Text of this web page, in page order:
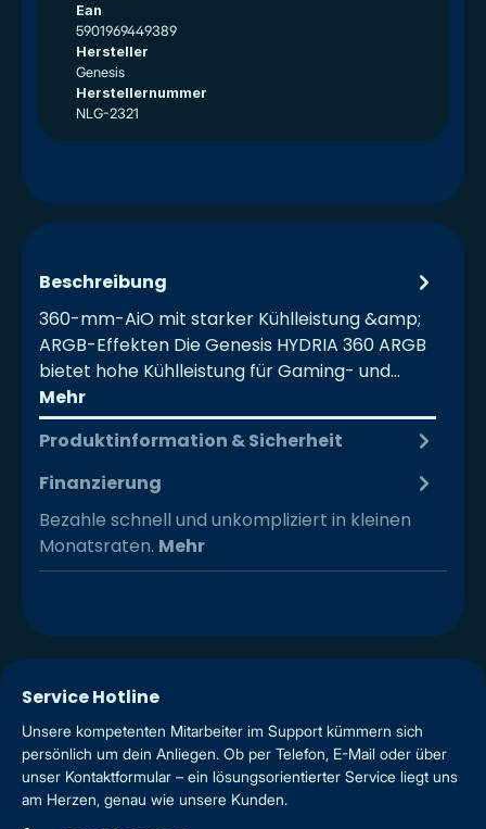
Ean
5901969449389
Hersteller
Genesis
Herstellernummer
NLG-2321
Beschreibung
360-mm-AiO mit starker Kühlleistung &amp;
ARGB-Effekten Die Genesis HYDRIA 360 ARGB
bietet hohe Kühlleistung für Gaming- und…
Mehr
Produktinformation & Sicherheit
Finanzierung
Bezahle schnell und unkompliziert in kleinen
Monatsraten. Mehr
Service Hotline
Unsere kompetenten Mitarbeiter im Support kümmern sich
persönlich um dein Anliegen. Ob per Telefon, E-Mail oder über
unser Kontaktformular – ein lösungsorientierter Service liegt uns
am Herzen, genau wie unsere Kunden.